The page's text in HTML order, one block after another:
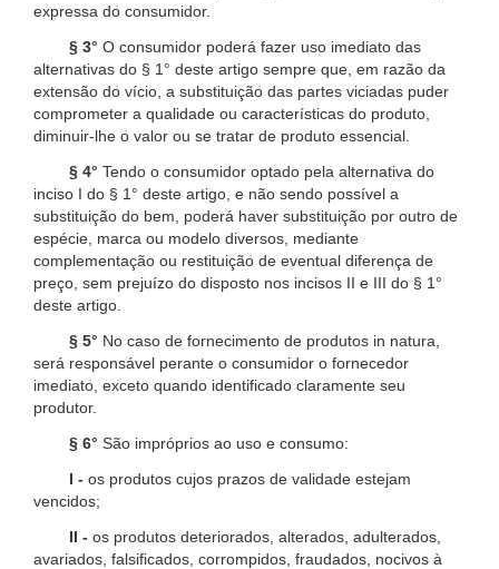
expressa do consumidor.
§ 3° O consumidor poderá fazer uso imediato das
alternativas do § 1° deste artigo sempre que, em razão da
extensão do vício, a substituição das partes viciadas puder
comprometer a qualidade ou características do produto,
diminuir-lhe o valor ou se tratar de produto essencial.
§ 4° Tendo o consumidor optado pela alternativa do
inciso I do § 1° deste artigo, e não sendo possível a
substituição do bem, poderá haver substituição por outro de
espécie, marca ou modelo diversos, mediante
complementação ou restituição de eventual diferença de
preço, sem prejuízo do disposto nos incisos II e III do § 1°
deste artigo.
§ 5° No caso de fornecimento de produtos in natura,
será responsável perante o consumidor o fornecedor
imediato, exceto quando identificado claramente seu
produtor.
§ 6° São impróprios ao uso e consumo:
I - os produtos cujos prazos de validade estejam
vencidos;
II - os produtos deteriorados, alterados, adulterados,
avariados, falsificados, corrompidos, fraudados, nocivos à